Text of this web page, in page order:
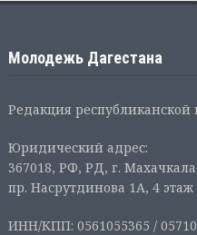
Молодежь Дагестана
Редакция республиканской
Юридический адрес:
367018, РФ, РД, г.
пр. Насрутдинова 1А, 4 этаж
ИНН/КПП: 0561055365 /